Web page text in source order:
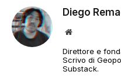
Diego
Sito
Direttore e
Scrivo di
Substack.